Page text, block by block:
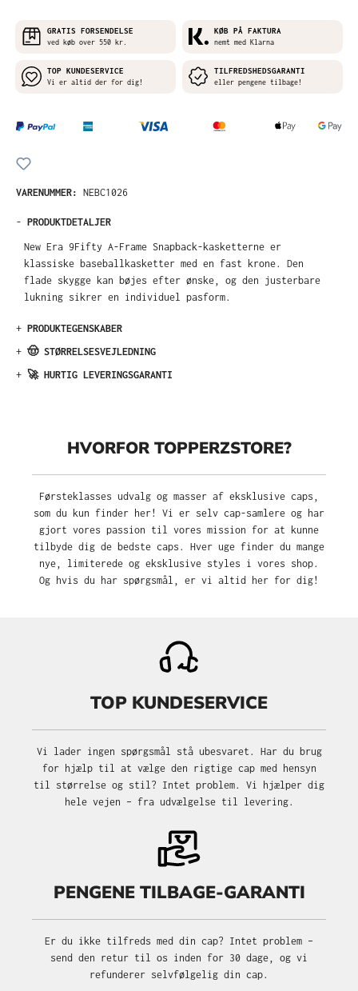
GRATIS FORSENDELSE
ved køb over 550 kr.
KØB PÅ FAKTURA
nemt med Klarna
TOP KUNDESERVICE
Vi er altid der for dig!
TILFREDSHEDSGARANTI
eller pengene tilbage!
VARENUMMER: NEBC1026
- PRODUKTDETALJER
New Era 9Fifty A-Frame Snapback-kasketterne er
klassiske baseballkasketter med en fast krone. Den
flade skygge kan bøjes efter ønske, og den justerbare
lukning sikrer en individuel pasform.
+ PRODUKTEGENSKABER
+ 🤠 STØRRELSESVEJLEDNING
+ 🚀 HURTIG LEVERINGSGARANTI
HVORFOR TOPPERZSTORE?
Førsteklasses udvalg og masser af eksklusive caps,
som du kun finder her! Vi er selv cap-samlere og har
gjort vores passion til vores mission for at kunne
tilbyde dig de bedste caps. Hver uge finder du mange
nye, limiterede og eksklusive styles i vores shop.
Og hvis du har spørgsmål, er vi altid her for dig!
TOP KUNDESERVICE
Vi lader ingen spørgsmål stå ubesvaret. Har du brug
for hjælp til at vælge den rigtige cap med hensyn
til størrelse og stil? Intet problem. Vi hjælper dig
hele vejen – fra udvælgelse til levering.
PENGENE TILBAGE-GARANTI
Er du ikke tilfreds med din cap? Intet problem –
send den retur til os inden for 30 dage, og vi
refunderer selvfølgelig din cap.